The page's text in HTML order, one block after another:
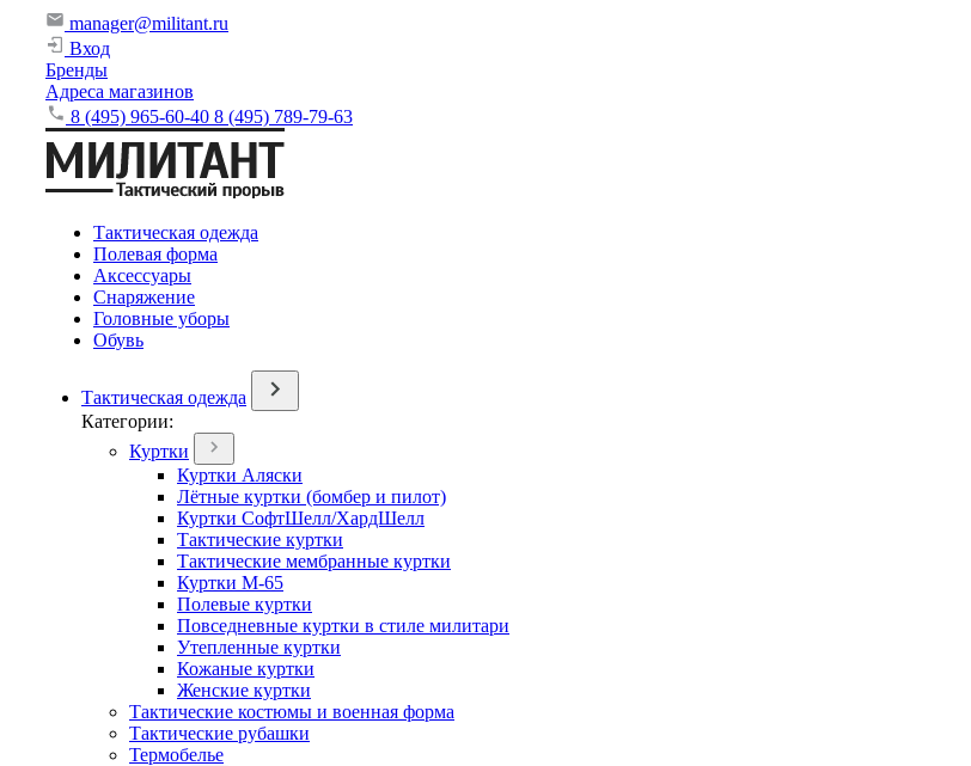
manager@militant.ru
Вход
Бренды
Адреса магазинов
8 (495) 965-60-40 8 (495) 789-79-63
Тактическая одежда
Полевая форма
Аксессуары
Снаряжение
Головные уборы
Обувь
Тактическая одежда
Категории:
Куртки
Куртки Аляски
Лётные куртки (бомбер и пилот)
Куртки СофтШелл/ХардШелл
Тактические куртки
Тактические мембранные куртки
Куртки М-65
Полевые куртки
Повседневные куртки в стиле милитари
Утепленные куртки
Кожаные куртки
Женские куртки
Тактические костюмы и военная форма
Тактические рубашки
Термобелье